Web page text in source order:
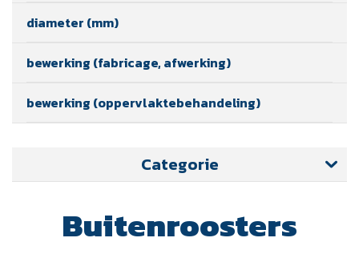
diameter (mm)
bewerking (fabricage, afwerking)
bewerking (oppervlaktebehandeling)
Categorie
Buitenroosters